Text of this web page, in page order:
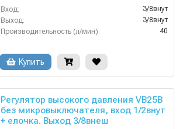
Вход:
3/8внут
Выход:
3/8внут
Производительность (л/мин):
40
Страна-производитель:
Купить
Регулятор высокого давления VB25B
без микровыключателя, вход 1/2внут
+ елочка. Выход 3/8внеш